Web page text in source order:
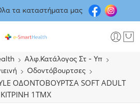
τα καταστήματα μας
Αλφ.Κατάλογος Στ - Υπ
Οδοντόβουρτσες
ΟΔΟΝΤΟΒΟΥΡΤΣΑ SOFT ADULT
ΚΙΤΡΙΝΗ 1ΤΜΧ